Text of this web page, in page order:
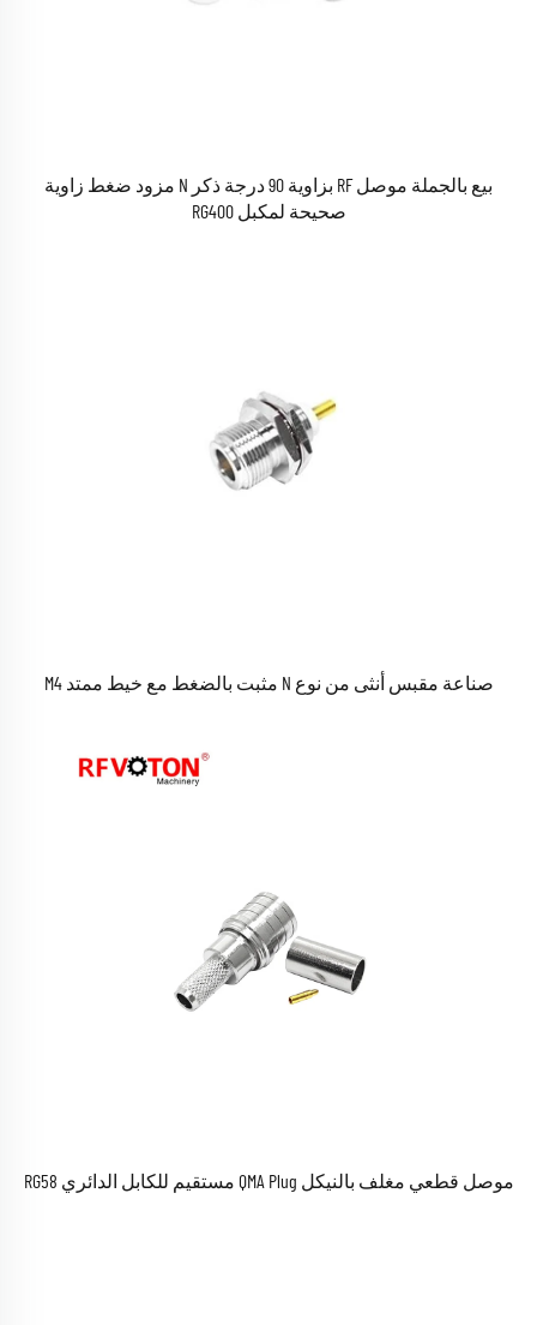
بيع بالجملة موصل RF بزاوية 90 درجة ذكر N مزود ضغط زاوية
صحيحة لمكبل RG400
صناعة مقبس أنثى من نوع N مثبت بالضغط مع خيط ممتد M4
موصل قطعي مغلف بالنيكل QMA Plug مستقيم للكابل الدائري RG58